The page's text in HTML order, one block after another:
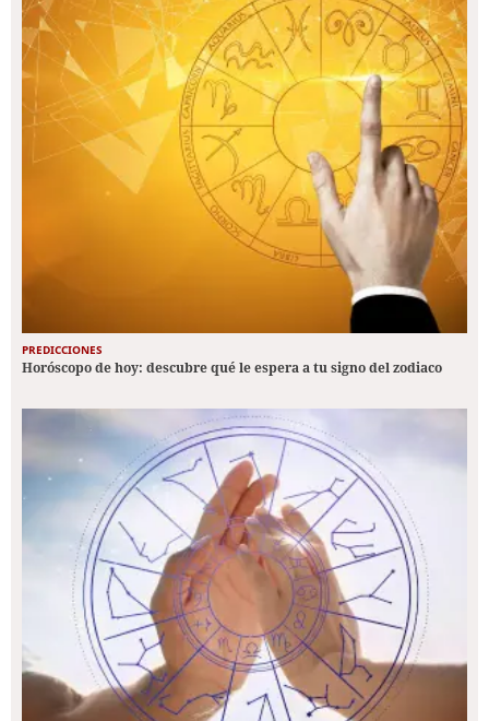
PREDICCIONES
Horóscopo de hoy: descubre qué le espera a tu signo del zodiaco